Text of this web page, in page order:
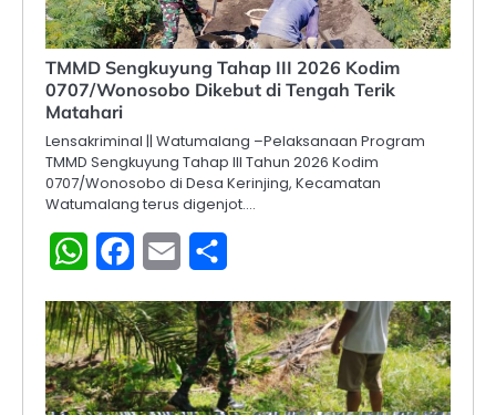
TMMD Sengkuyung Tahap III 2026 Kodim
0707/Wonosobo Dikebut di Tengah Terik
Matahari
Lensakriminal || Watumalang –Pelaksanaan Program
TMMD Sengkuyung Tahap III Tahun 2026 Kodim
0707/Wonosobo di Desa Kerinjing, Kecamatan
Watumalang terus digenjot.…
WhatsAppFacebook
Email